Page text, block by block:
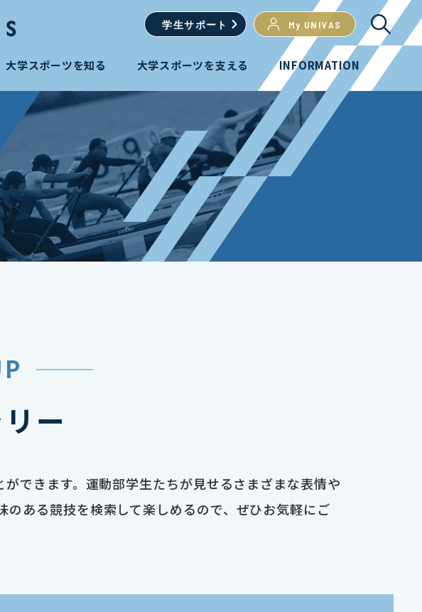
学生サポート My UNIVAS
大学スポーツを知る 大学スポーツを支える INFORMATION
ー
できます。運動部学生たちが見せるさまざまな表情や
ある競技を検索して楽しめるので、ぜひお気軽にご